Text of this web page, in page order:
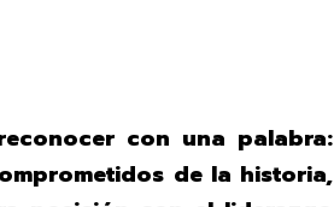
con una palabra:
de la historia,